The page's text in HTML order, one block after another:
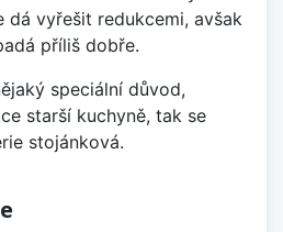
dá vyřešit redukcemi, avšak
příliš dobře.
speciální důvod,
starší kuchyně, tak se
stojánková.